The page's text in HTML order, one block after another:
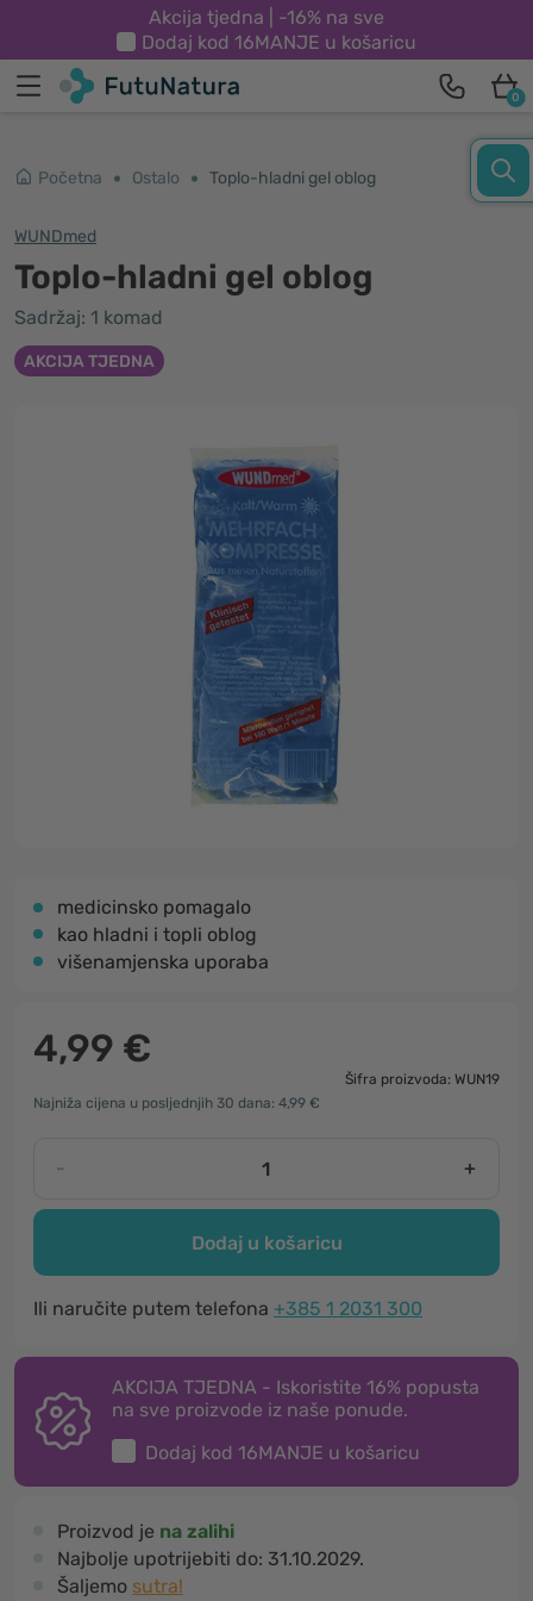
Akcija tjedna | -16% na sve
Dodaj kod 16MANJE u košaricu
0
Početna Ostalo Toplo-hladni gel oblog
WUNDmed
Toplo-hladni gel oblog
Sadržaj: 1 komad
AKCIJA TJEDNA
medicinsko pomagalo
kao hladni i topli oblog
višenamjenska uporaba
4,99 €
Šifra proizvoda: WUN19
Najniža cijena u posljednjih 30 dana: 4,99 €
- +
Dodaj u košaricu
Ili naručite putem telefona +385 1 2031 300
AKCIJA TJEDNA - Iskoristite 16% popusta
na sve proizvode iz naše ponude.
Dodaj kod 16MANJE u košaricu
Proizvod je na zalihi
Najbolje upotrijebiti do: 31.10.2029.
Šaljemo sutra!